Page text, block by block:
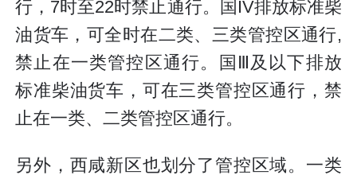
行，7时至22时禁止通行。国IV排放标准柴
油货车，可全时在二类、三类管控区通行,
禁止在一类管控区通行。国Ⅲ及以下排放
标准柴油货车，可在三类管控区通行，禁
止在一类、二类管控区通行。
另外，西咸新区也划分了管控区域。一类